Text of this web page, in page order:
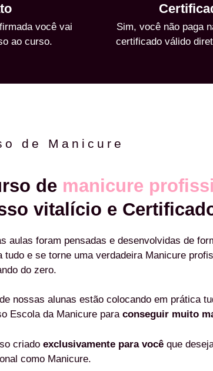
você vai
ao curso.
Sim, você não paga
certificado válido
de Manicure
de manicure
vitalício e
aulas foram pensadas e desenvolvidas de
tudo e se torne uma verdadeira Manicure
do zero.
nossas alunas estão colocando em prática
Escola da Manicure para conseguir muito
criado exclusivamente para você que
como Manicure.